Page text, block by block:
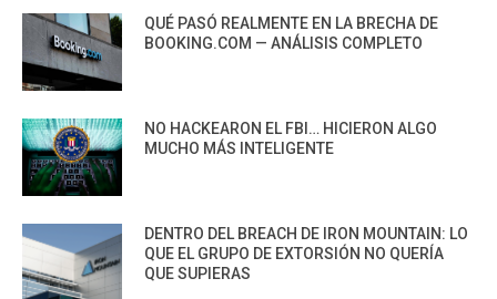
QUÉ PASÓ REALMENTE EN LA BRECHA DE
BOOKING.COM — ANÁLISIS COMPLETO
NO HACKEARON EL FBI… HICIERON ALGO
MUCHO MÁS INTELIGENTE
DENTRO DEL BREACH DE IRON MOUNTAIN: LO
QUE EL GRUPO DE EXTORSIÓN NO QUERÍA
QUE SUPIERAS